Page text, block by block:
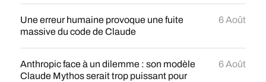
Une erreur humaine provoque une fuite
massive du code de Claude
6 Août
Anthropic face à un dilemme : son modèle
Claude Mythos serait trop puissant pour
6 Août